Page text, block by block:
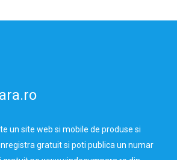
un site web si mobile de produse si
gratuit si poti publica un numar